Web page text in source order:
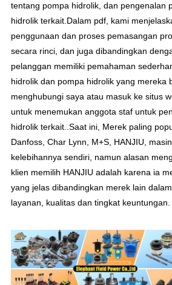
tentang pompa hidrolik, dan pengenalan
hidrolik terkait.Dalam pdf, kami
penggunaan dan proses pemasangan
secara rinci, dan juga dibandingkan
pelanggan memiliki pemahaman
hidrolik dan pompa hidrolik yang mereka
menghubungi saya atau masuk ke situs
untuk menemukan anggota staf untuk
hidrolik terkait..Saat ini, Merek paling
Danfoss, Char Lynn, M+S, HANJIU,
kelebihannya sendiri, namun alasan
klien memilih HANJIU adalah karena ia
yang jelas dibandingkan merek lain
layanan, kualitas dan tingkat keuntungan.